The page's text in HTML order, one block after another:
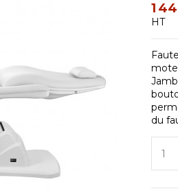
1
HT
du